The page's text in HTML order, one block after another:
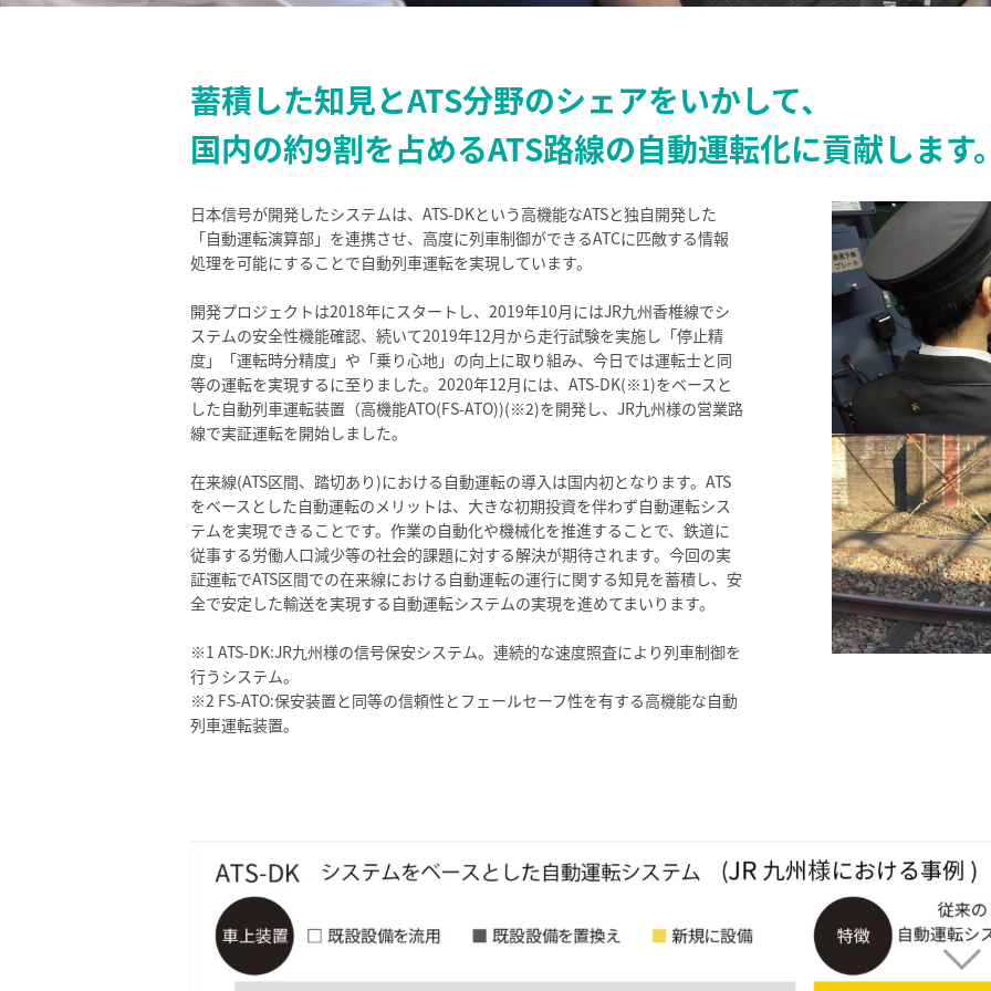
蓄積した知見とATS分野のシェアをいかして、
国内の約9割を占めるATS路線の自動運転化に貢献します
日本信号が開発したシステムは、ATS-DKという高機能なATSと独自開発した
「自動運転演算部」を連携させ、高度に列車制御ができるATCに匹敵する情報
処理を可能にすることで自動列車運転を実現しています。
開発プロジェクトは2018年にスタートし、2019年10月にはJR九州香椎線でシ
ステムの安全性機能確認、続いて2019年12月から走行試験を実施し「停止精
度」「運転時分精度」や「乗り心地」の向上に取り組み、今日では運転士と同
等の運転を実現するに至りました。2020年12月には、ATS-DK(※1)をベースと
した自動列車運転装置（高機能ATO(FS-ATO))(※2)を開発し、JR九州様の営業路
線で実証運転を開始しました。
在来線(ATS区間、踏切あり)における自動運転の導入は国内初となります。ATS
をベースとした自動運転のメリットは、大きな初期投資を伴わず自動運転シス
テムを実現できることです。作業の自動化や機械化を推進することで、鉄道に
従事する労働人口減少等の社会的課題に対する解決が期待されます。今回の実
証運転でATS区間での在来線における自動運転の運行に関する知見を蓄積し、安
全で安定した輸送を実現する自動運転システムの実現を進めてまいります。
※1 ATS-DK:JR九州様の信号保安システム。連続的な速度照査により列車制御を
行うシステム。
※2 FS-ATO:保安装置と同等の信頼性とフェールセーフ性を有する高機能な自動
列車運転装置。